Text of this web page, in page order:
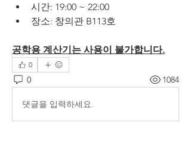
시간: 19:00 ~ 22:00
장소: 창의관 B113호
공학용 계산기는 사용이 불가합니다.
0
0 1084
댓글을 입력하세요.